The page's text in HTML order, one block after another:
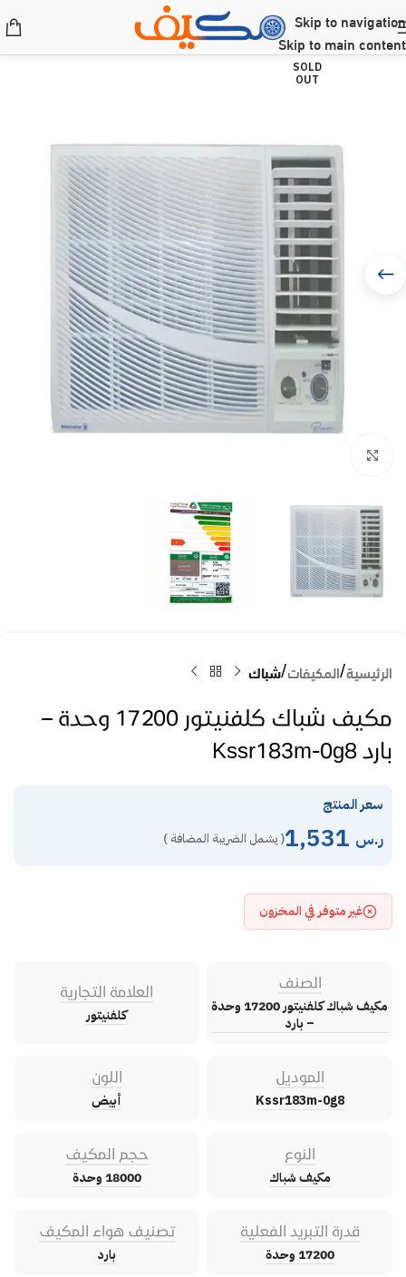
Skip to navigation
Skip to main content
SOLD
OUT
الرئيسية المكيفات شباك
مكيف شباك كلفنيتور 17200 وحدة –
بارد Kssr183m-0g8
سعر المنتج
ر.س ( يشمل الضريبة المضافة )
غير متوفر في المخزون
الصنف
مكيف شباك كلفنيتور 17200 وحدة
– بارد
العلامة التجارية
كلفنيتور
الموديل
Kssr183m-0g8
اللون
أبيض
النوع
مكيف شباك
حجم المكيف
18000 وحدة
قدرة التبريد الفعلية
17200 وحدة
تصنيف هواء المكيف
بارد